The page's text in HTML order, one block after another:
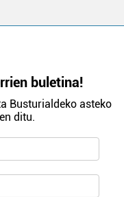
buletina!
Busturialdeko asteko
ditu.